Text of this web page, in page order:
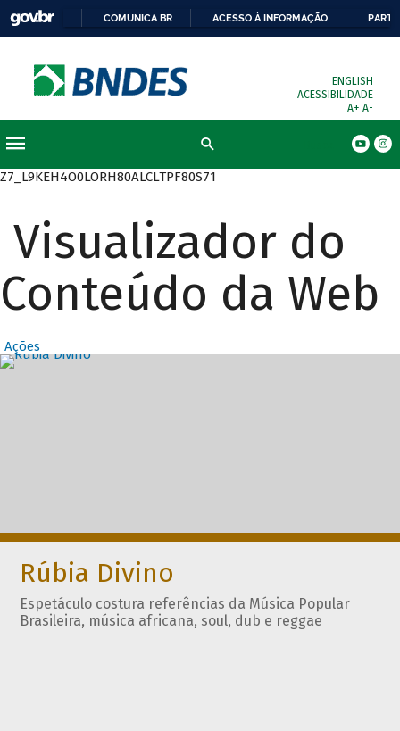
COMUNICA BR ACESSO À INFORMAÇÃO
ENGLISH
ACESSIBILIDADE
A+ A-
Z7_L9KEH4O0LORH80ALCLTPF80S71
Visualizador do
Conteúdo da Web
Ações
Destaques
Rúbia Divino
Espetáculo costura referências da Música Popular
Brasileira, música africana, soul, dub e reggae